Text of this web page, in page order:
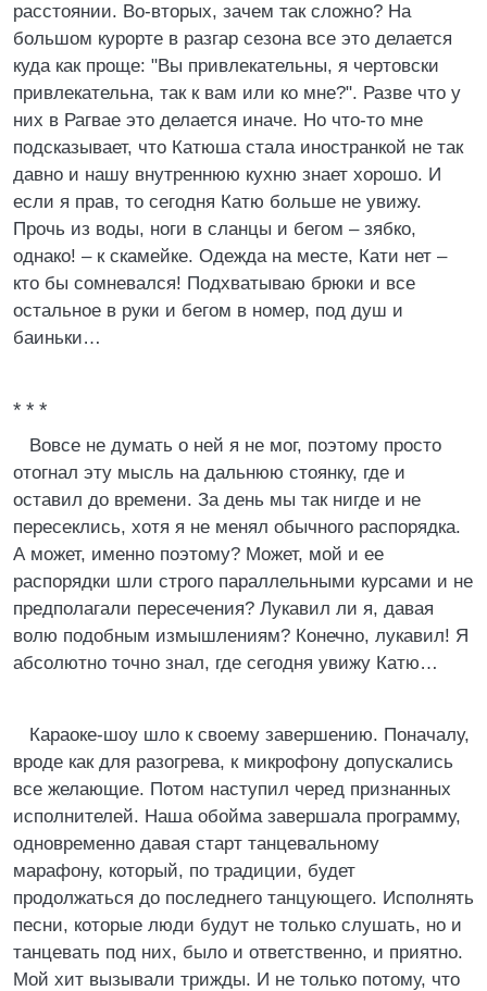
расстоянии. Во-вторых, зачем так сложно? На
большом курорте в разгар сезона все это делается
куда как проще: "Вы привлекательны, я чертовски
привлекательна, так к вам или ко мне?". Разве что у
них в Рагвае это делается иначе. Но что-то мне
подсказывает, что Катюша стала иностранкой не так
давно и нашу внутреннюю кухню знает хорошо. И
если я прав, то сегодня Катю больше не увижу.
Прочь из воды, ноги в сланцы и бегом – зябко,
однако! – к скамейке. Одежда на месте, Кати нет –
кто бы сомневался! Подхватываю брюки и все
остальное в руки и бегом в номер, под душ и
баиньки…
* * *
Вовсе не думать о ней я не мог, поэтому просто
отогнал эту мысль на дальнюю стоянку, где и
оставил до времени. За день мы так нигде и не
пересеклись, хотя я не менял обычного распорядка.
А может, именно поэтому? Может, мой и ее
распорядки шли строго параллельными курсами и не
предполагали пересечения? Лукавил ли я, давая
волю подобным измышлениям? Конечно, лукавил! Я
абсолютно точно знал, где сегодня увижу Катю…
Караоке-шоу шло к своему завершению. Поначалу,
вроде как для разогрева, к микрофону допускались
все желающие. Потом наступил черед признанных
исполнителей. Наша обойма завершала программу,
одновременно давая старт танцевальному
марафону, который, по традиции, будет
продолжаться до последнего танцующего. Исполнять
песни, которые люди будут не только слушать, но и
танцевать под них, было и ответственно, и приятно.
Мой хит вызывали трижды. И не только потому, что